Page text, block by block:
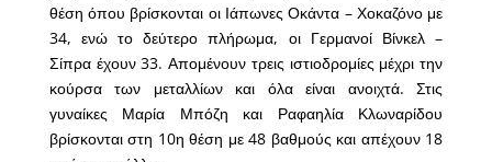
θέση όπου βρίσκονται οι Ιάπωνες Οκάντα – Χοκαζόνο με
34, ενώ το δεύτερο πλήρωμα, οι Γερμανοί Βίνκελ –
Σίπρα έχουν 33. Απομένουν τρεις ιστιοδρομίες μέχρι την
κούρσα των μεταλλίων και όλα είναι ανοιχτά. Στις
γυναίκες Μαρία Μπόζη και Ραφαηλία Κλωναρίδου
βρίσκονται στη 10η θέση με 48 βαθμούς και απέχουν 18